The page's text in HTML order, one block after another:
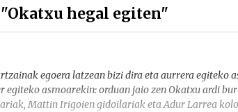
"Okatxu hegal egiten"
egoera latzean bizi dira eta aurrera egiteko
egiteko asmoarekin: orduan jaio zen Okatxu ardi
Mattin Irigoien gidoilariak eta Adur Larrea